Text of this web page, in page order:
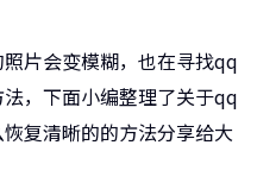
片会变模糊，也在寻找qq
，下面小编整理了关于qq
复清晰的的方法分享给大